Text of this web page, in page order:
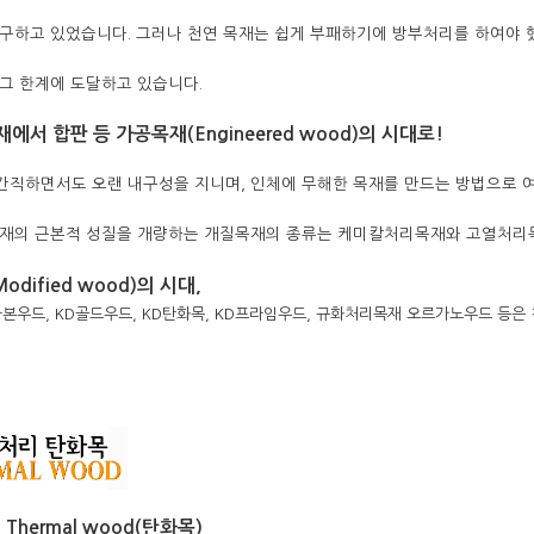
하고 있었습니다. 그러나 천연 목재는 쉽게 부패하기에 방부처리를 하여
한계에 도달하고 있습니다.
에서 합판 등 가공목재(Engineered wood)의 시대로!
직하면서도 오랜 내구성을 지니며, 인체에 무해한 목재를 만드는 방법으로
의 근본적 성질을 개량하는 개질목재의 종류는 케미칼처리목재와 고열처
wood)의 시대,
우드, KD골드우드, KD탄화목, KD프라임우드, 규화처리목재 오르가노우드 등
Thermal wood(탄화목)